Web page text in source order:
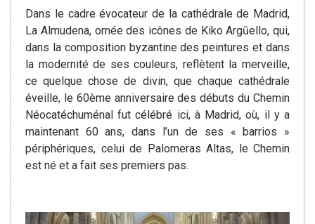
Dans le cadre évocateur de la cathédrale de Madrid,
La Almudena, ornée des icônes de Kiko Argūello, qui,
dans la composition byzantine des peintures et dans
la modernité de ses couleurs, reflètent la merveille,
ce quelque chose de divin, que chaque cathédrale
éveille, le 60ème anniversaire des débuts du Chemin
Néocatéchuménal fut célébré ici, à Madrid, où, il y a
maintenant 60 ans, dans l’un de ses « barrios »
périphériques, celui de Palomeras Altas, le Chemin
est né et a fait ses premiers pas.